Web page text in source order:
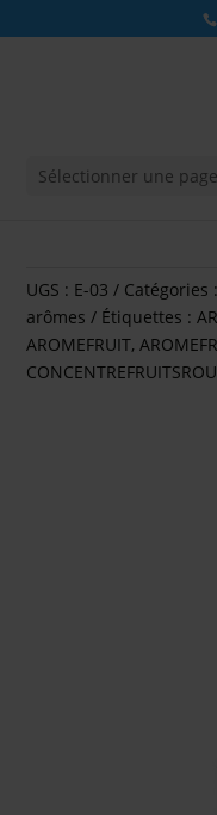
Sélectionner une page
UGS : E-03 Catégories
arômes
Étiquettes :
AROMEFRUIT,